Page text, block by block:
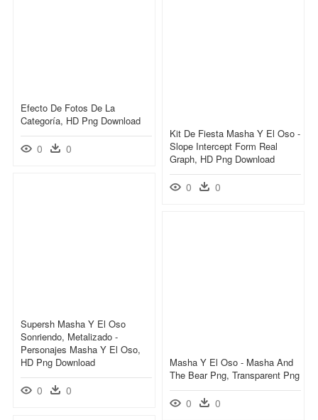
Efecto De Fotos De La
Categoría, HD Png Download
0 0
Kit De Fiesta Masha Y El Oso -
Slope Intercept Form Real
Graph, HD Png Download
0 0
Supersh Masha Y El Oso
Sonriendo, Metalizado -
Personajes Masha Y El Oso,
HD Png Download
0 0
Masha Y El Oso - Masha And
The Bear Png, Transparent Png
0 0